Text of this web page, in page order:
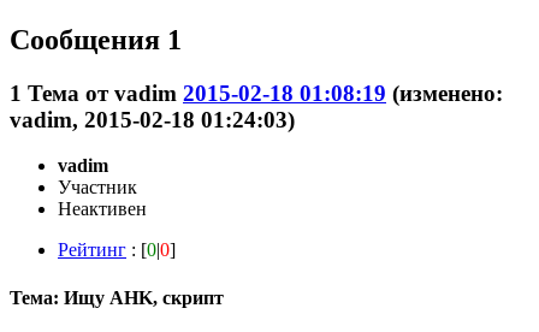
Сообщения 1
1 Тема отvadim 2015-02-18 01:08:19 (изменено:
vadim, 2015-02-18 01:24:03)
vadim
Участник
Неактивен
Рейтинг : [0|0]
Тема: Ищу AHK, скрипт